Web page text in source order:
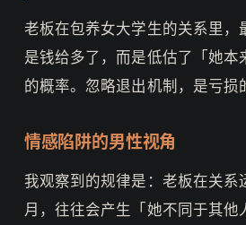
老板在包养女大学生的关系里，
是钱给多了，而是低估了「她本
的概率。忽略退出机制，是亏损
情感陷阱的男性视角
我观察到的规律是：老板在关系
月，往往会产生「她不同于其他